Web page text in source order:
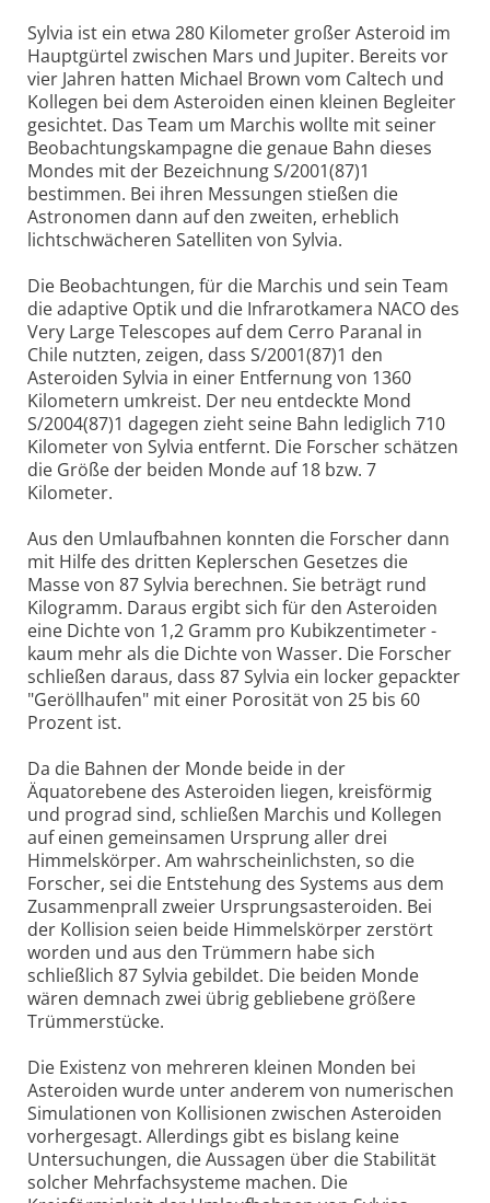
Sylvia ist ein etwa 280 Kilometer großer Asteroid im
Hauptgürtel zwischen Mars und Jupiter. Bereits vor
vier Jahren hatten Michael Brown vom Caltech und
Kollegen bei dem Asteroiden einen kleinen Begleiter
gesichtet. Das Team um Marchis wollte mit seiner
Beobachtungskampagne die genaue Bahn dieses
Mondes mit der Bezeichnung S/2001(87)1
bestimmen. Bei ihren Messungen stießen die
Astronomen dann auf den zweiten, erheblich
lichtschwächeren Satelliten von Sylvia.
Die Beobachtungen, für die Marchis und sein Team
die adaptive Optik und die Infrarotkamera NACO des
Very Large Telescopes auf dem Cerro Paranal in
Chile nutzten, zeigen, dass S/2001(87)1 den
Asteroiden Sylvia in einer Entfernung von 1360
Kilometern umkreist. Der neu entdeckte Mond
S/2004(87)1 dagegen zieht seine Bahn lediglich 710
Kilometer von Sylvia entfernt. Die Forscher schätzen
die Größe der beiden Monde auf 18 bzw. 7
Kilometer.
Aus den Umlaufbahnen konnten die Forscher dann
mit Hilfe des dritten Keplerschen Gesetzes die
Masse von 87 Sylvia berechnen. Sie beträgt rund
Kilogramm. Daraus ergibt sich für den Asteroiden
eine Dichte von 1,2 Gramm pro Kubikzentimeter -
kaum mehr als die Dichte von Wasser. Die Forscher
schließen daraus, dass 87 Sylvia ein locker gepackter
"Geröllhaufen" mit einer Porosität von 25 bis 60
Prozent ist.
Da die Bahnen der Monde beide in der
Äquatorebene des Asteroiden liegen, kreisförmig
und prograd sind, schließen Marchis und Kollegen
auf einen gemeinsamen Ursprung aller drei
Himmelskörper. Am wahrscheinlichsten, so die
Forscher, sei die Entstehung des Systems aus dem
Zusammenprall zweier Ursprungsasteroiden. Bei
der Kollision seien beide Himmelskörper zerstört
worden und aus den Trümmern habe sich
schließlich 87 Sylvia gebildet. Die beiden Monde
wären demnach zwei übrig gebliebene größere
Trümmerstücke.
Die Existenz von mehreren kleinen Monden bei
Asteroiden wurde unter anderem von numerischen
Simulationen von Kollisionen zwischen Asteroiden
vorhergesagt. Allerdings gibt es bislang keine
Untersuchungen, die Aussagen über die Stabilität
solcher Mehrfachsysteme machen. Die